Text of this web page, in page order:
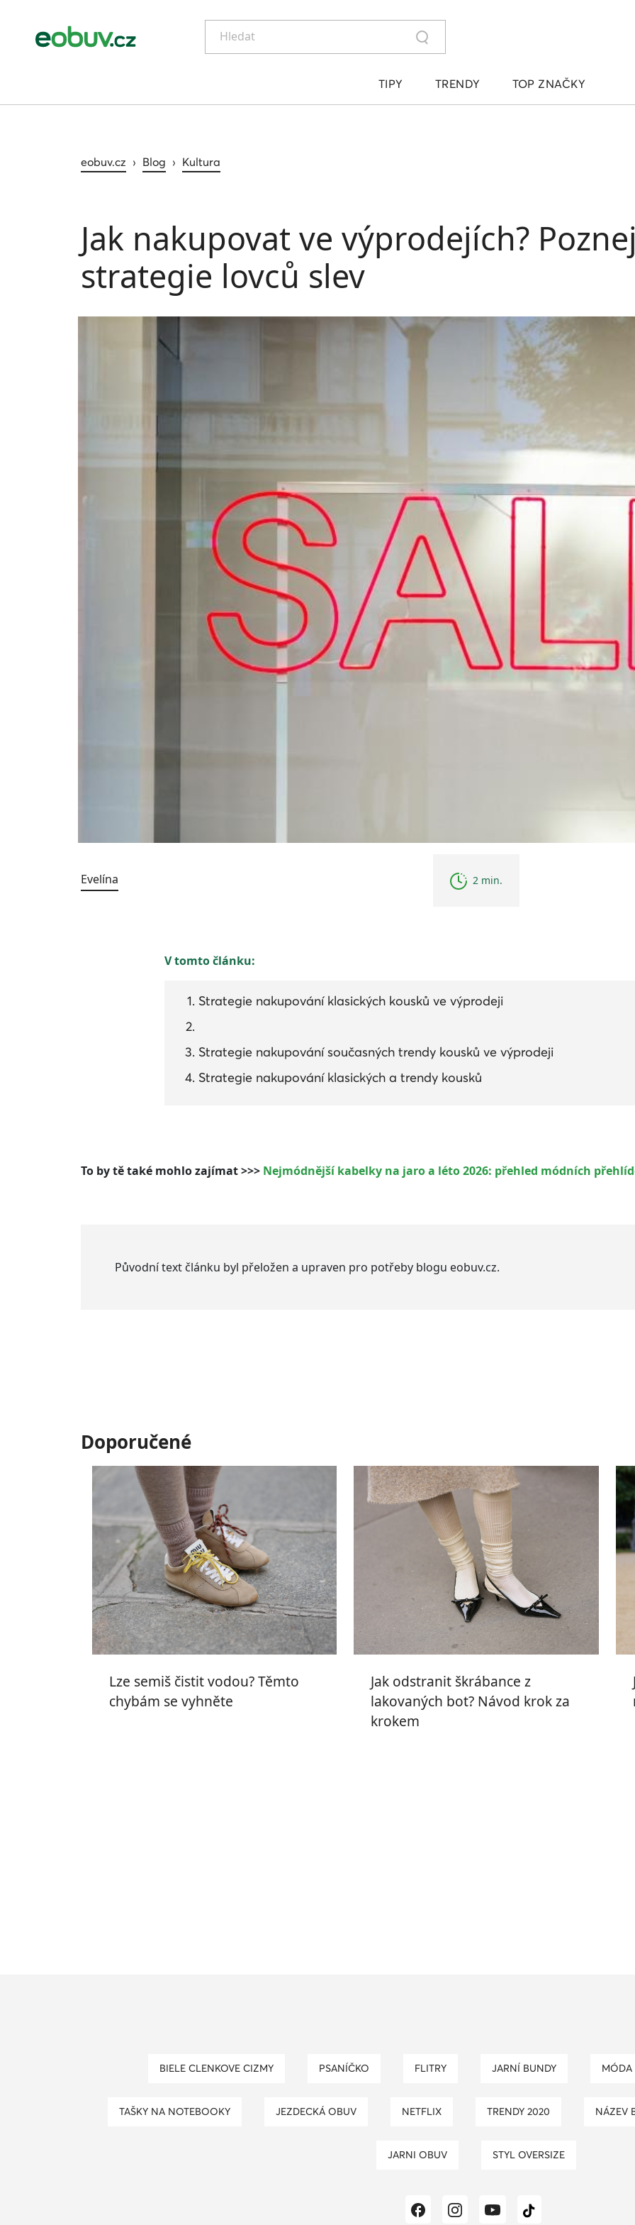
Hledat
TIPY TRENDY TOP ZNAČKY
eobuv.cz › Blog › Kultura
Jak nakupovat ve výprodejích?
strategie lovců slev
Evelína 2 min.
V tomto článku:
Strategie nakupování klasických kousků ve výprodeji
Strategie nakupování současných trendy kousků ve výprodeji
Strategie nakupování klasických a trendy kousků
To by tě také mohlo zajímat >>> Nejmódnější kabelky na jaro a léto 2026: přehled módních
Původní text článku byl přeložen a upraven pro potřeby blogu eobuv.cz.
Doporučené
Lze semiš čistit vodou? Těmto
chybám se vyhněte
Jak odstranit škrábance z
lakovaných bot? Návod krok za
krokem
BIELE CLENKOVE CIZMY PSANÍČKO FLITRY JARNÍ BUNDY
TAŠKY NA NOTEBOOKY JEZDECKÁ OBUV NETFLIX TRENDY 2020
JARNI OBUV STYL OVERSIZE